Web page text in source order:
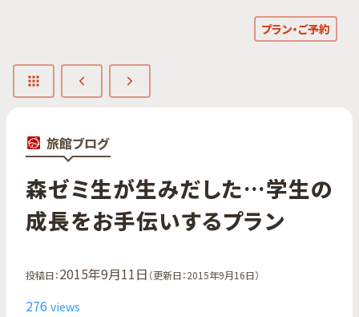
プラン・ご予約
旅館ブログ
森ゼミ生が​生みだした…​学生の​
成長を​お手伝いする​プラン
投稿日：2015年9月11日 （更新日：2015年9月16日）
276 views